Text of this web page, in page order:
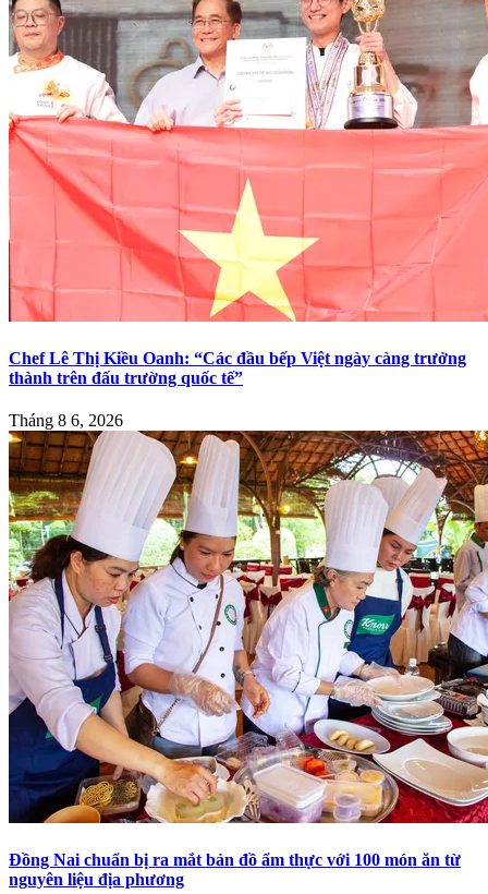
Chef Lê Thị Kiều Oanh: “Các đầu bếp Việt ngày càng trưởng
thành trên đấu trường quốc tế”
Tháng 8 6, 2026
Đồng Nai chuẩn bị ra mắt bản đồ ẩm thực với 100 món ăn từ
nguyên liệu địa phương